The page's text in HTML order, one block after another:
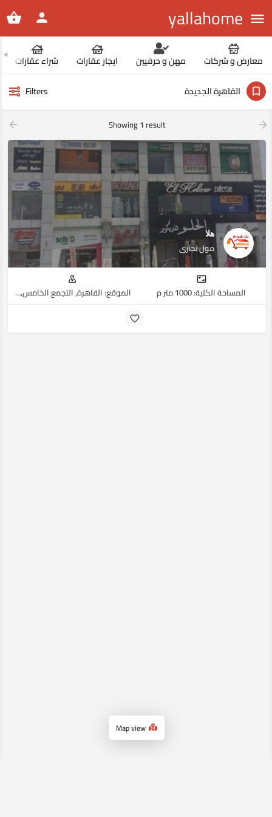
yallahome
معارض و شركات مهن و حرفيين ايجار عقارات
شراء عقارات
القاهرة الجديدة
Filters
Showing1 result
هلا
مول تجارى
المساحة الكلية: 1000 متر م الموقع: القاهرة, التجمع الخامس, القاهرة الجديدة
Map view